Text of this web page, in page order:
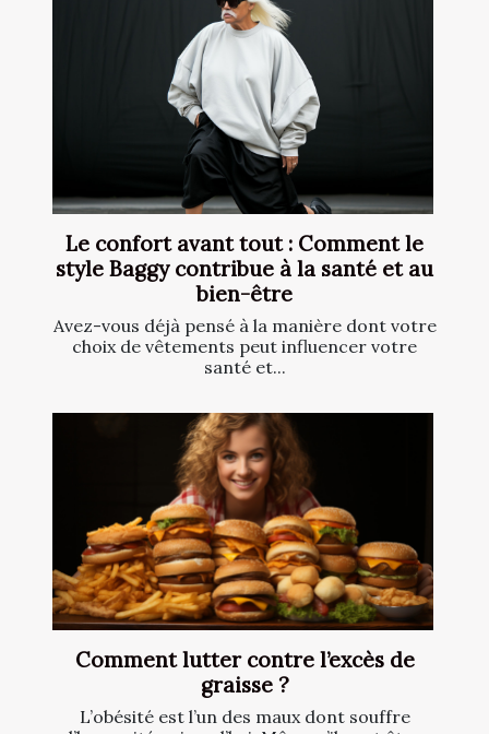
Le confort avant tout : Comment le
style Baggy contribue à la santé et au
bien-être
Avez-vous déjà pensé à la manière dont votre
choix de vêtements peut influencer votre
santé et...
Comment lutter contre l’excès de
graisse ?
L’obésité est l’un des maux dont souffre